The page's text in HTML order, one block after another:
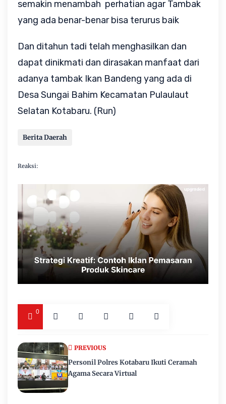
semakin menambah perhatian agar Tambak
yang ada benar-benar bisa terurus baik
Dan ditahun tadi telah menghasilkan dan
dapat dinikmati dan dirasakan manfaat dari
adanya tambak Ikan Bandeng yang ada di
Desa Sungai Bahim Kecamatan Pulaulaut
Selatan Kotabaru. (Run)
Berita Daerah
Reaksi:
0
PREVIOUS
Personil Polres Kotabaru Ikuti Ceramah
Agama Secara Virtual